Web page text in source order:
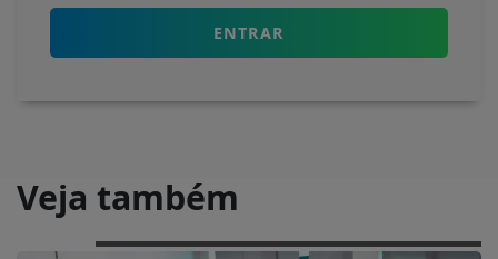
ENTRAR
Veja também